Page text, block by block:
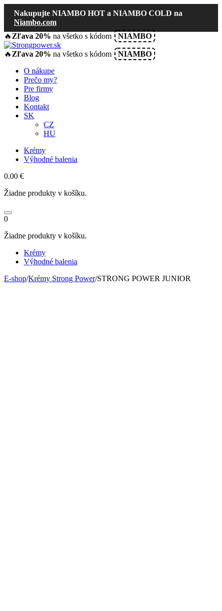
Nakupujte NIAMBO HOT a NIAMBO COLD na
Niambo.com
🔥 Zľava 20% na všetko s kódom NIAMBO
🔥 Zľava 20% na všetko s kódom
NIAMBO
O nákupe
Prečo my?
Pre firmy
Blog
Kontakt
SK
CZ
HU
Krémy
Výhodné balenia
0.00 €
Žiadne produkty v košíku.
0
Žiadne produkty v košíku.
Krémy
Výhodné balenia
E-shop/Krémy Strong Power/STRONG POWER JUNIOR